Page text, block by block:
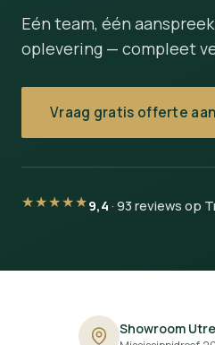
Eén team, één
oplevering — compleet
Vraag gratis offerte aan
★★★★★9,4 · 93 reviews op
Showroom